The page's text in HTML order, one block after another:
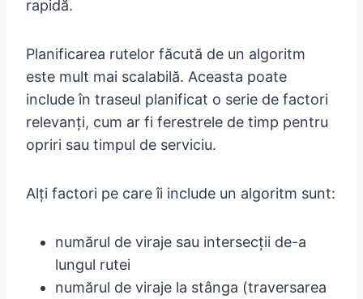
rapidă.
Planificarea rutelor făcută de un algoritm
este mult mai scalabilă. Aceasta poate
include în traseul planificat o serie de factori
relevanți, cum ar fi ferestrele de timp pentru
opriri sau timpul de serviciu.
Alți factori pe care îi include un algoritm sunt:
numărul de viraje sau intersecții de-a
lungul rutei
numărul de viraje la stânga (traversarea